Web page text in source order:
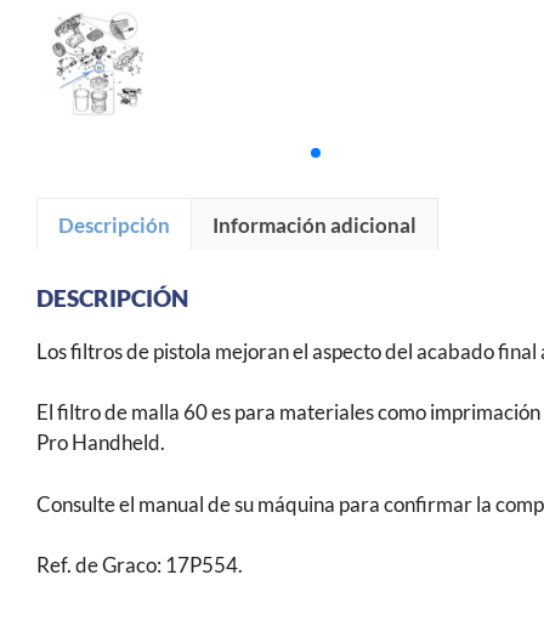
Descripción Información adicional
DESCRIPCIÓN
Los filtros de pistola mejoran el aspecto del acabado
El filtro de malla 60 es para materiales como
Pro Handheld.
Consulte el manual de su máquina para confirmar la
Ref. de Graco: 17P554.